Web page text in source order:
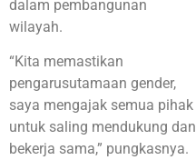
dalam pembangunan
wilayah.
“Kita memastikan
pengarusutamaan gender,
saya mengajak semua pihak
untuk saling mendukung dan
bekerja sama,” pungkasnya.